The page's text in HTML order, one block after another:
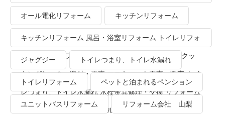
り、トイレ水漏れ
オール電化リフォーム キッチンリフォーム
キッチンリフォーム 風呂・浴室リフォーム トイレリフォ
ーム 洗面所リフォーム オール電化リフォーム ＩＨクッ
キングヒーター取付・工事 エコキュート工事・販売 トイ
レつまり、トイレ水漏れ 水栓金具修理・交換 リフォーム
業者・会社 ＴＯＴＯリモデルクラブ
ジャグジー トイレつまり、トイレ水漏れ
トイレリフォーム ペットと泊まれるペンション
ユニットバスリフォーム リフォーム会社 山梨